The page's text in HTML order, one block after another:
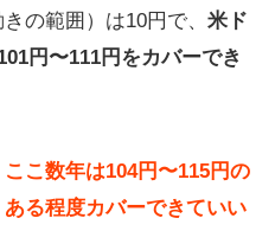
の範囲）は10円で、 米ド
円〜111円をカバーでき
ここ数年は104円〜115円の
る程度カバーできていい